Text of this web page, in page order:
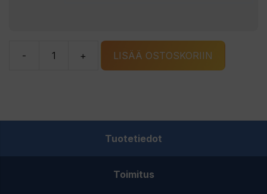
-
Ratling-
määrä
+ LISÄÄ OSTOSKORIIN
Tuotetiedot
Toimitus